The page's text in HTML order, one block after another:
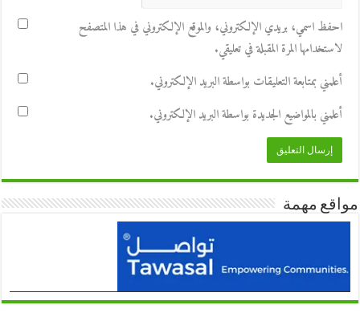
احفظ اسمي، بريدي الإلكتروني، والموقع الإلكتروني في هذا المتصفح
لاستخدامها المرة المقبلة في تعليقي.
أعلمني بمتابعة التعليقات بواسطة البريد الإلكتروني.
أعلمني بالمواضيع الجديدة بواسطة البريد الإلكتروني.
مواقع مهمة